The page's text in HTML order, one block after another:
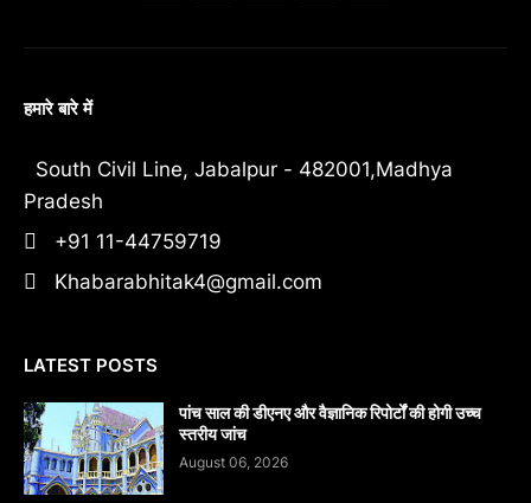
हमारे बारे में
South Civil Line, Jabalpur - 482001,Madhya
Pradesh
+91 11-44759719
Khabarabhitak4@gmail.com
LATEST POSTS
पांच साल की डीएनए और वैज्ञानिक रिपोर्टों की होगी उच्च
स्तरीय जांच
August 06, 2026